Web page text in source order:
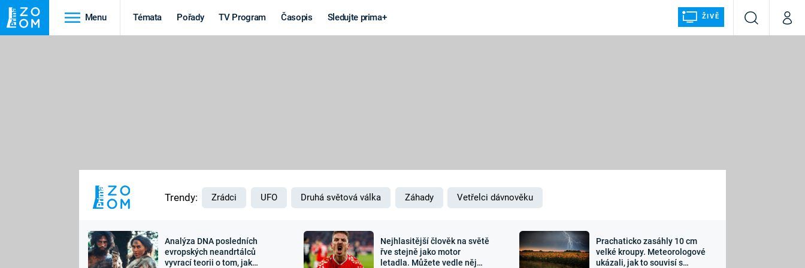
Menu Témata Pořady TV Program Časopis Sledujte prima+ ŽIVĚ
VyhledáváníMůj
MARS
Výročí
Záhady a
Zajímavosti Sledujte nás
Trendy: Zrádci UFO Druhá světová válka Záhady Vetřelci dávnověku
Analýza DNA posledních
evropských neandrtálců
vyvrací teorii o tom, jak
Nejhlasitější člověk na světě
řve stejně jako motor
letadla. Můžete vedle něj
Prachaticko zasáhly 10 cm
velké kroupy. Meteorologové
ukázali, jak to souvisí s